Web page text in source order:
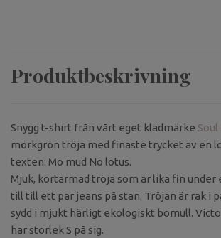
Produktbeskrivning
Snygg t-shirt från vårt eget klädmärke Soul
mörkgrön tröja med finaste trycket av en
texten: Mo mud No lotus.
Mjuk, kortärmad tröja som är lika fin under
till till ett par jeans på stan. Tröjan är rak i
sydd i mjukt härligt ekologiskt bomull.
har storlek S på sig.